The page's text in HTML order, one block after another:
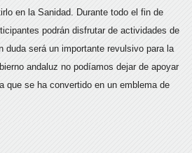
en la Sanidad. Durante todo el fin de
podrán disfrutar de actividades de
duda será un importante revulsivo para la
andaluz no podíamos dejar de apoyar
que se ha convertido en un emblema de